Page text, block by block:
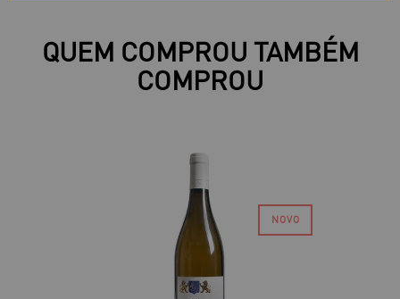
QUEM COMPROU TAMBÉM
COMPROU